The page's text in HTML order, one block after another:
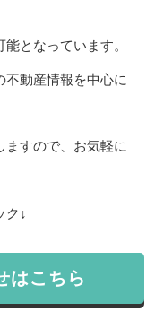
となっています。
不動産情報を中心に
ますので、お気軽に
ク↓
はこちら